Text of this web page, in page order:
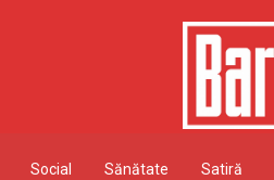
Social Sănătate Satiră